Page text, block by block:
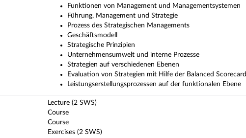
Funktionen von Management und Managementsystemen
Führung, Management und Strategie
Prozess des Strategischen Managements
Geschäftsmodell
Strategische Prinzipien
Unternehmensumwelt und interne Prozesse
Strategien auf verschiedenen Ebenen
Evaluation von Strategien mit Hilfe der Balanced Scorecard
Leistungserstellungsprozessen auf der funktionalen Ebene
Lecture (2 SWS)
Course
Course
Exercises (2 SWS)